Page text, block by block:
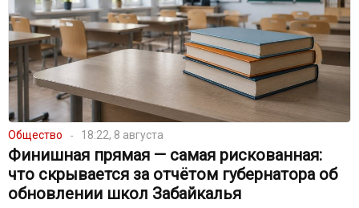
Общество 18:22, 8 августа
Финишная прямая — самая рискованная:
что скрывается за отчётом губернатора об
обновлении школ Забайкалья